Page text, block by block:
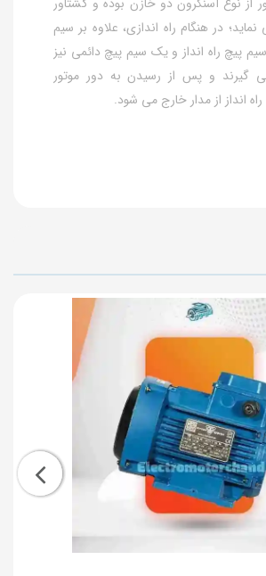
نماید؛ در هنگام راه اندازی، علاوه بر سیم
پیچ راه انداز و یک سیم پیچ دائمی نیز
گیرند و پس از رسیدن به دور موتور
انداز از مدار خارج می شود.